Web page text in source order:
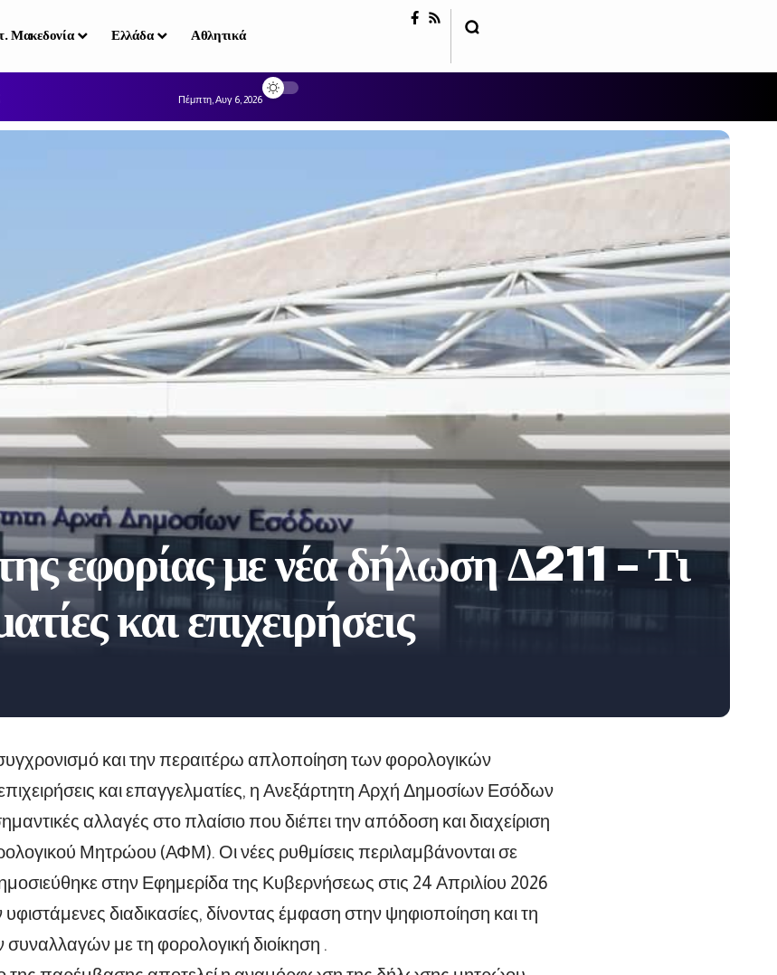
Μακεδονία Ελλάδα Αθλητικά
Πέμπτη, Αυγ 6, 2026
εφορίας με νέα δήλωση Δ211 – Τι
και επιχειρήσεις
και την περαιτέρω απλοποίηση των φορολογικών
και επαγγελματίες, η Ανεξάρτητη Αρχή Δημοσίων Εσόδων
αλλαγές στο πλαίσιο που διέπει την απόδοση και διαχείριση
Μητρώου (ΑΦΜ). Οι νέες ρυθμίσεις περιλαμβάνονται σε
στην Εφημερίδα της Κυβερνήσεως στις 24 Απριλίου 2026
διαδικασίες, δίνοντας έμφαση στην ψηφιοποίηση και τη
συναλλαγών με τη φορολογική διοίκηση .